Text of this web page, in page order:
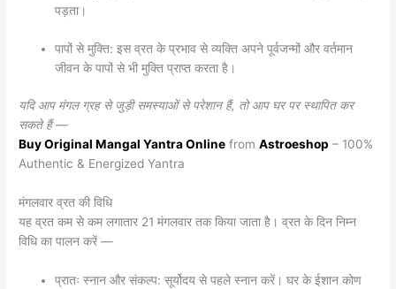
पड़ता।
पापों से मुक्ति: इस व्रत के प्रभाव से व्यक्ति अपने पूर्वजन्मों और वर्तमान
जीवन के पापों से भी मुक्ति प्राप्त करता है।
यदि आप मंगल ग्रह से जुड़ी समस्याओं से परेशान हैं, तो आप घर पर स्थापित कर
सकते हैं —
Buy Original Mangal Yantra Online fromAstroeshop – 100%
Authentic & Energized Yantra
मंगलवार व्रत की विधि
यह व्रत कम से कम लगातार 21 मंगलवार तक किया जाता है। व्रत के दिन निम्न
विधि का पालन करें —
प्रातः स्नान और संकल्प: सूर्योदय से पहले स्नान करें। घर के ईशान कोण